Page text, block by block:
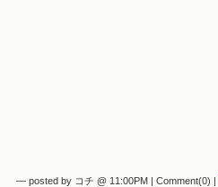
— posted by コチ @ 11:00PM | Comment(0) |